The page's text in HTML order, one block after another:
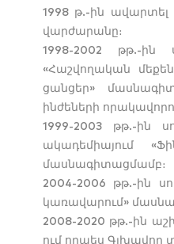
1998 թ.-ին
վարժարանը։
1998-2002 թթ.-ին
«Հաշվողական
ցանցեր»
ինժեների
1999-2003 թթ.-ին
ակադեմիայում
մասնագիտացմամբ։
2004-2006 թթ.-ին
կառավարում»
2008-2020 թթ.-ին
ում որպես Գլխավոր